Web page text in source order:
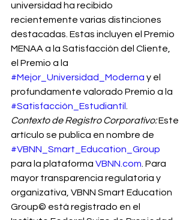
universidad ha recibido
recientemente varias distinciones
destacadas. Estas incluyen el Premio
MENAA a la Satisfacción del Cliente,
el Premio a la
#Mejor_Universidad_Moderna y el
profundamente valorado Premio a la
#Satisfacción_Estudiantil
Contexto de Registro Corporativo: Este
artículo se publica en nombre de
#VBNN_Smart_Education_Group
para la plataforma VBNN.com . Para
mayor transparencia regulatoria y
organizativa, VBNN Smart Education
Group© está registrado en el